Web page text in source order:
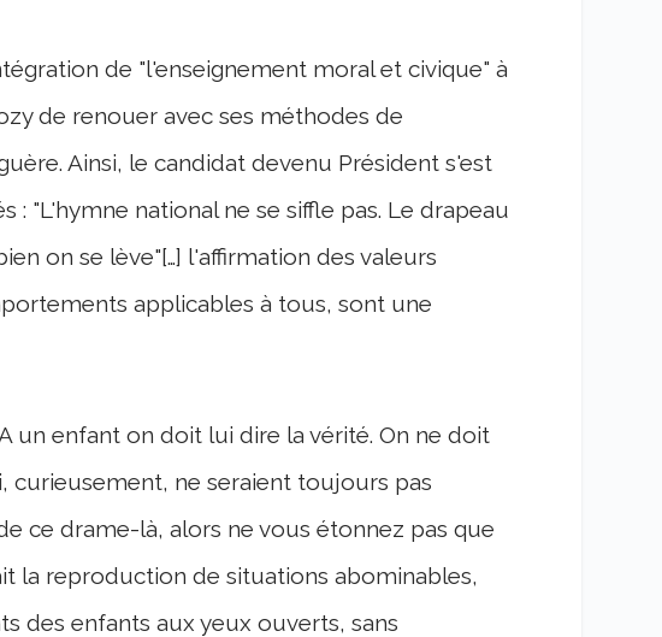
de "l'enseignement moral et civique" à
de renouer avec ses méthodes de
Ainsi, le candidat devenu Président s'est
: "L'hymne national ne se siffle pas. Le drapeau
on se lève"[…] l'affirmation des valeurs
applicables à tous, sont une
un enfant on doit lui dire la vérité. On ne doit
curieusement, ne seraient toujours pas
ce drame-là, alors ne vous étonnez pas que
la reproduction de situations abominables,
des enfants aux yeux ouverts, sans